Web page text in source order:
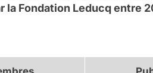
la Fondation Leducq entre